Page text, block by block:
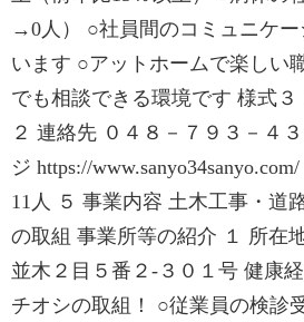
→0人） ○社員間のコミュニケー
います ○アットホームで楽しい
でも相談できる環境です 様式３
２ 連絡先 ０４８－７９３－４
ジ https://
11人 ５ 事業内容 土木工事・道
の取組 事業所等の紹介 １ 所在
並木２目５番２-３０１号 健康
チオシの取組！ ○従業員の検診